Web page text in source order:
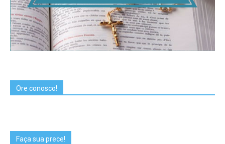
Ore conosco!
Faça sua prece!